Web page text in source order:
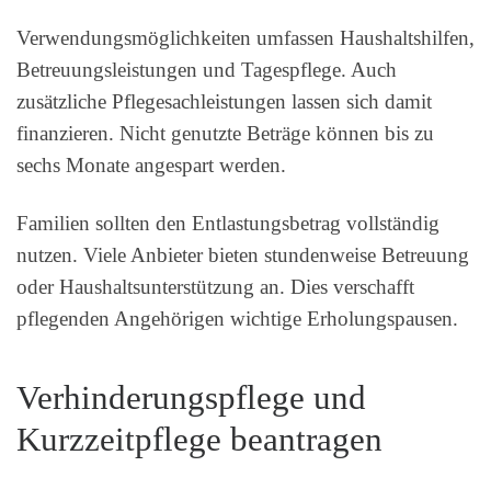
Verwendungsmöglichkeiten umfassen Haushaltshilfen,
Betreuungsleistungen und Tagespflege. Auch
zusätzliche Pflegesachleistungen lassen sich damit
finanzieren. Nicht genutzte Beträge können bis zu
sechs Monate angespart werden.
Familien sollten den Entlastungsbetrag vollständig
nutzen. Viele Anbieter bieten stundenweise Betreuung
oder Haushaltsunterstützung an. Dies verschafft
pflegenden Angehörigen wichtige Erholungspausen.
Verhinderungspflege und
Kurzzeitpflege beantragen